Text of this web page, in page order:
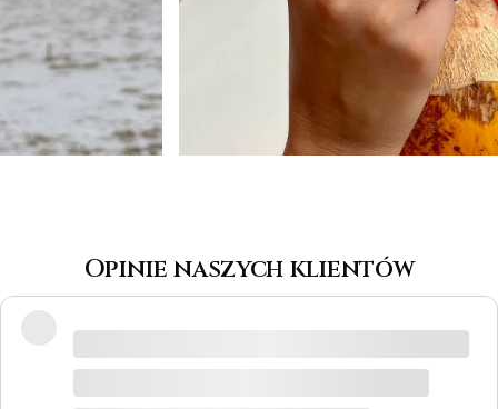
Opinie naszych klientów
odpowiedzi na wszystkie pytania, biżuteria
jest piękna! Ceny bardzo korzystne, na